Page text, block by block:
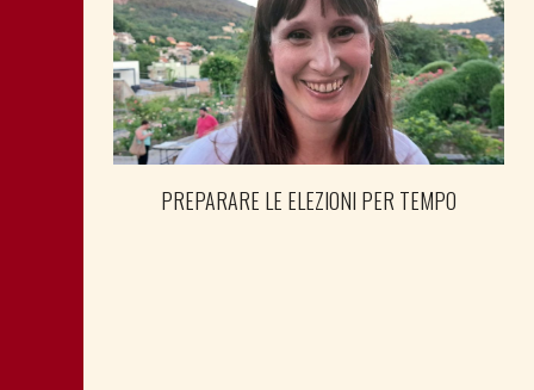
PREPARARE LE ELEZIONI PER TEMPO